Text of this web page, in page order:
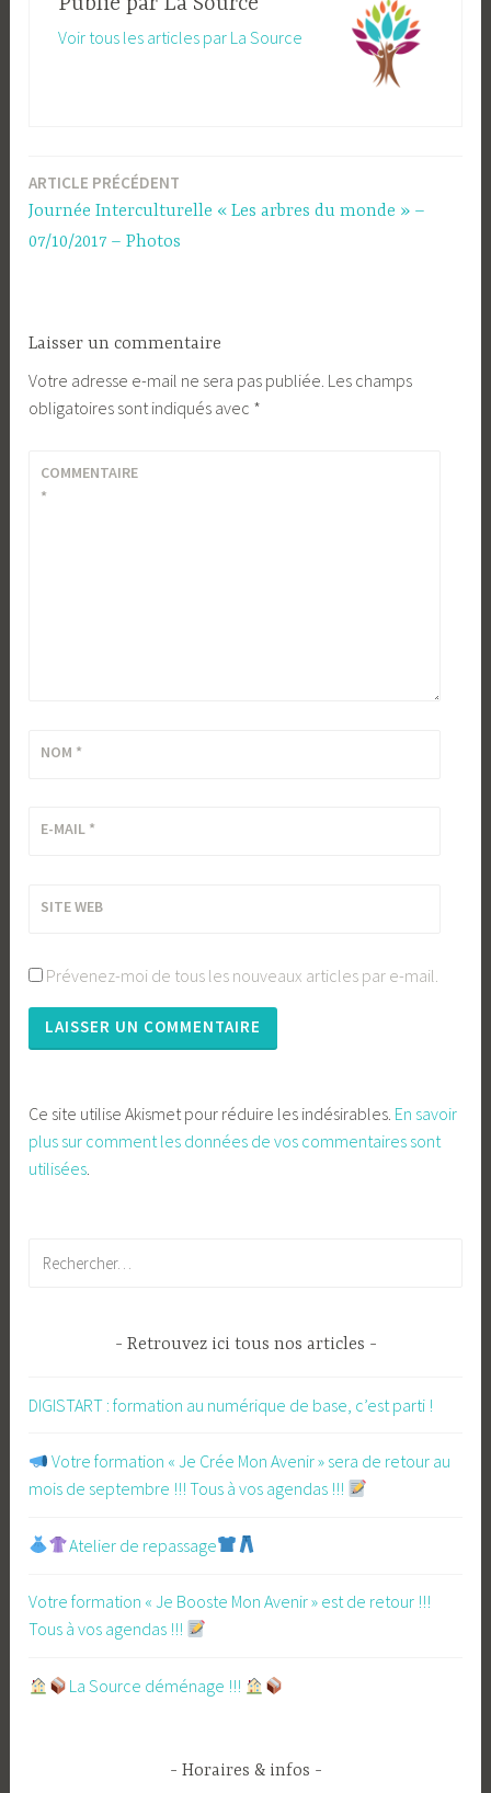
Voir tous les articles par La Source
Navigation
de
ARTICLE PRÉCÉDENT
Journée Interculturelle « Les arbres du monde » –
07/10/2017 – Photos
Laisser un commentaire
Votre adresse e-mail ne sera pas publiée. Les champs
obligatoires sont indiqués avec *
COMMENTAIRE
*
NOM *
E-MAIL *
SITE WEB
Prévenez-moi de tous les nouveaux articles par e-mail.
Ce site utilise Akismet pour réduire les indésirables. En savoir
plus sur comment les données de vos commentaires sont
utilisées
Retrouvez ici tous nos articles
DIGISTART : formation au numérique de base, c’est parti !
​ Votre formation « Je Crée Mon Avenir » sera de retour au
mois de septembre !!! Tous à vos agendas !!!
Atelier de repassage​
Votre formation « Je Booste Mon Avenir » est de retour !!!
Tous à vos agendas !!!
​La Source déménage !!!
Horaires & infos